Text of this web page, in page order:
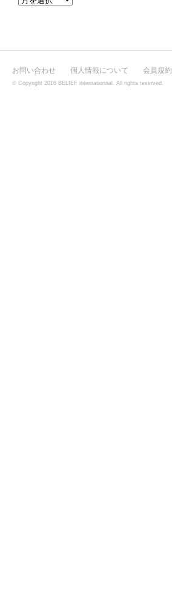
お問い合わせ 個人情報について 会員規約
© Copyright 2016 BELIEF internationnal. All rights reserved.